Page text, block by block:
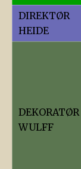
DIREKTØR
HEIDE
DEKORATØR
WULFF